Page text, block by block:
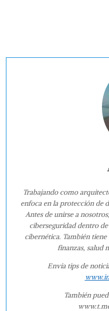
Trabajando como
enfoca en la protección de
Antes de unirse a
ciberseguridad dentro
cibernética. También
finanzas, salud
Envía tips de
También